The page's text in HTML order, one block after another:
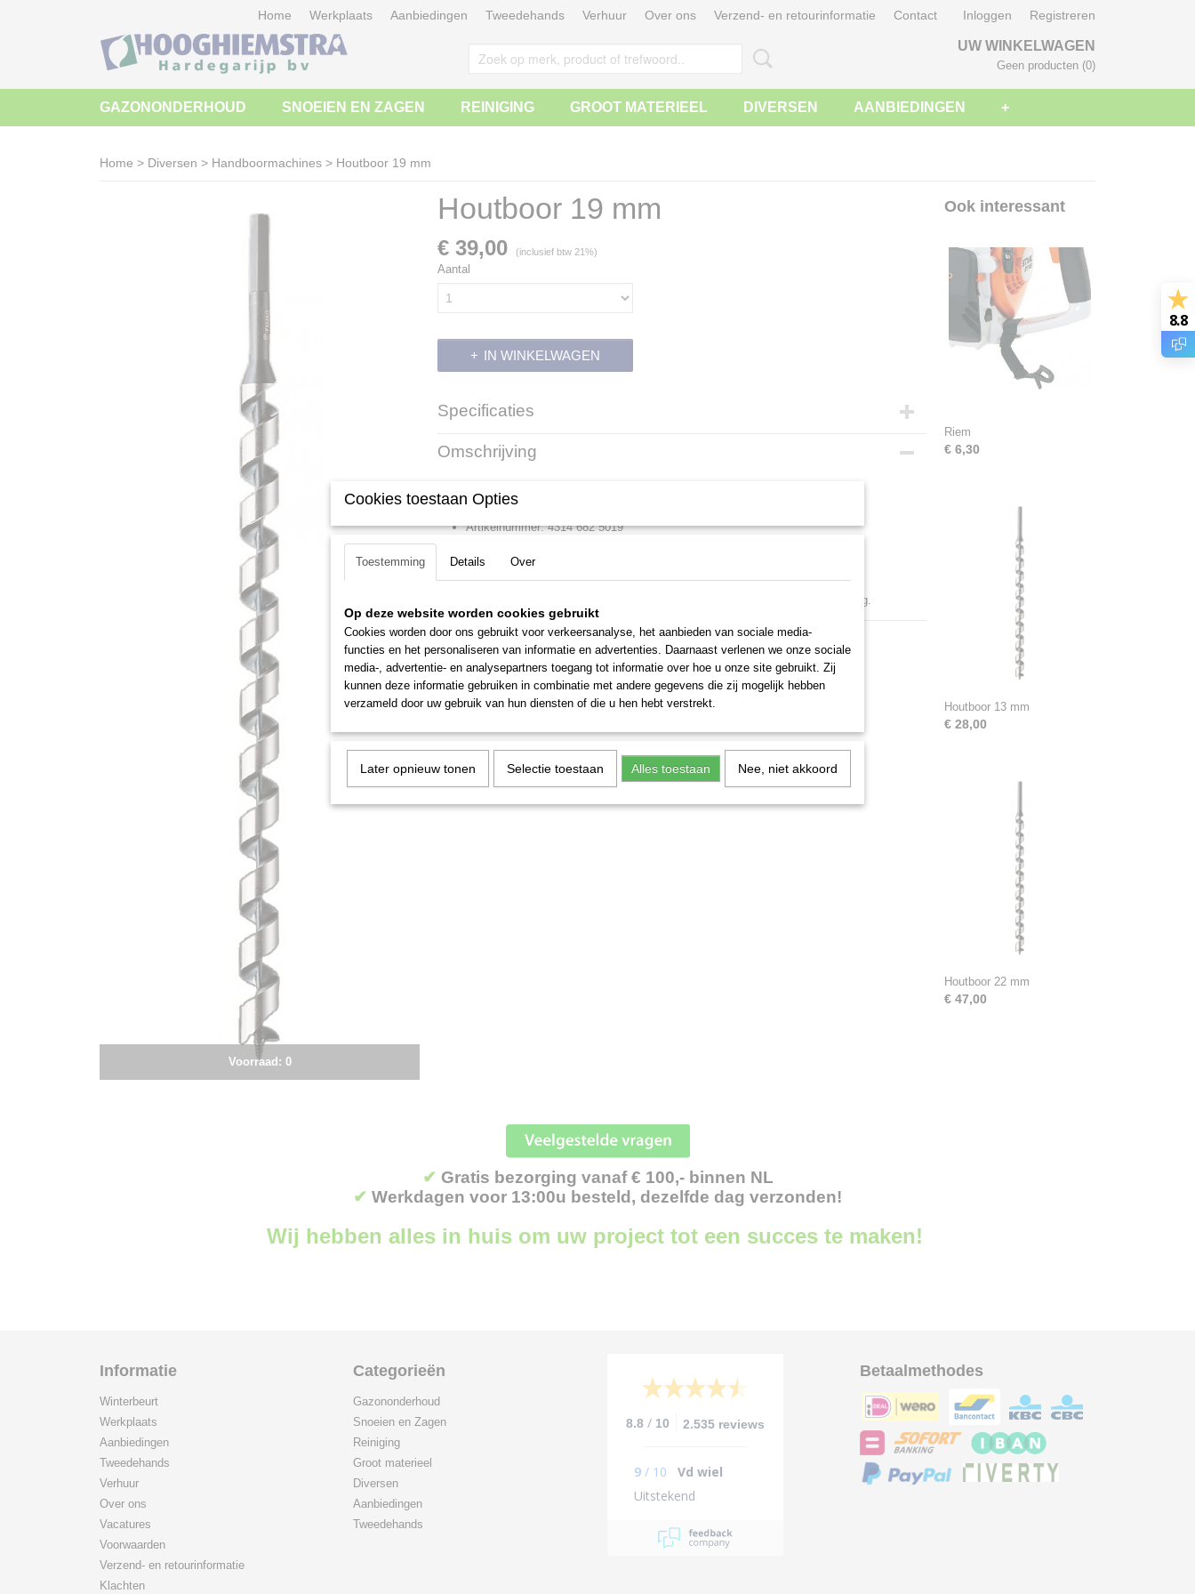
Home Werkplaats Aanbiedingen Tweedehands Verhuur Over ons Verzend- en retourinformatie Contact Inloggen Registreren
UW WINKELWAGEN
Geen producten (0)
GAZONONDERHOUD SNOEIEN EN ZAGEN REINIGING GROOT MATERIEEL DIVERSEN AANBIEDINGEN +
Home > Diversen > Handboormachines > Houtboor 19 mm
Voorraad: 0
Houtboor 19 mm
€ 39,00 (inclusief btw 21%)
Aantal
IN WINKELWAGEN
Specificaties
Productcode
Productcode leverancier
Omschrijving
Houtboor
Artikelnummer: 4314 682 5019
Lengte: 460 mm
Gehard en zijdelings geslepen met trekspiraal en voorsnijder. Met 6-kant aansluiting.
Ook interessant
Riem
€ 6,30
Houtboor 13 mm
€ 28,00
Houtboor 22 mm
€ 47,00
✔ Gratis bezorging vanaf € 100,- binnen NL
✔ Werkdagen voor 13:00u besteld, dezelfde dag verzonden!
Wij hebben alles in huis om uw project tot een succes te maken!
Informatie
Winterbeurt
Werkplaats
Aanbiedingen
Tweedehands
Verhuur
Over ons
Vacatures
Voorwaarden
Verzend- en retourinformatie
Klachten
Categorieën
Gazononderhoud
Snoeien en Zagen
Reiniging
Groot materieel
Diversen
Aanbiedingen
Tweedehands
8.8 / 10 2.535 reviews
9 / 10
Vd wiel
Uitstekend
8.8
Betaalmethodes
Cookies toestaan Opties
Toestemming Details Over
Op deze website worden cookies gebruikt
Cookies worden door ons gebruikt voor verkeersanalyse, het aanbieden van sociale media-
functies en het personaliseren van informatie en advertenties. Daarnaast verlenen we onze sociale
media-, advertentie- en analysepartners toegang tot informatie over hoe u onze site gebruikt. Zij
kunnen deze informatie gebruiken in combinatie met andere gegevens die zij mogelijk hebben
verzameld door uw gebruik van hun diensten of die u hen hebt verstrekt.
Later opnieuw tonen Selectie toestaan Alles toestaan Nee, niet akkoord